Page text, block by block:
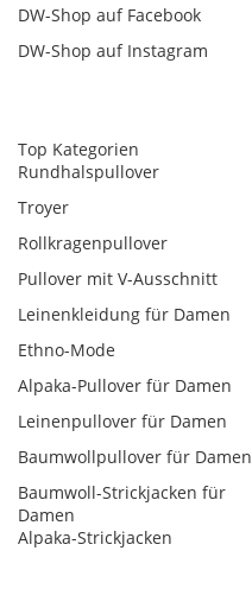
DW-Shop auf Facebook
DW-Shop auf Instagram
Top Kategorien
Rundhalspullover
Troyer
Rollkragenpullover
Pullover mit V-Ausschnitt
Leinenkleidung für Damen
Ethno-Mode
Alpaka-Pullover für Damen
Leinenpullover für Damen
Baumwollpullover für Damen
Baumwoll-Strickjacken für
Damen
Alpaka-Strickjacken